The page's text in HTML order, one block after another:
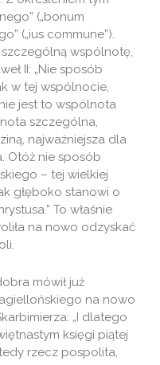
(„bonum
(„ius commune”).
wspólnotę,
II: „Nie sposób
w tej wspólnocie,
jest to wspólnota
szczególna,
najważniejsza dla
Otóż nie sposób
– tej wielkiej
głęboko stanowi o
To właśnie
na nowo odzyskać
mówił już
na nowo
„I dlatego
księgi piątej
rzecz pospolita,